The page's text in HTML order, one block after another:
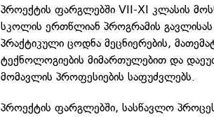
პროექტის ფარგლებში VII-XI კლასის
სკოლის ერთწლიან პროგრამის
პრაქტიკული ცოდნა მეცნიერების,
ტექნოლოგიების მიმართულებით და
მომავლის პროფესიების საფუძვლებს.
პროექტის ფარგლებში, სასწავლო